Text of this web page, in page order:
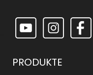
PRODUKTE